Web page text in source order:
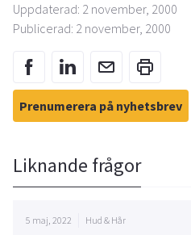
Uppdaterad: 2 november, 2000
Publicerad: 2 november, 2000
Prenumerera på nyhetsbrev
Liknande frågor
5 maj, 2022 Hud & Hår